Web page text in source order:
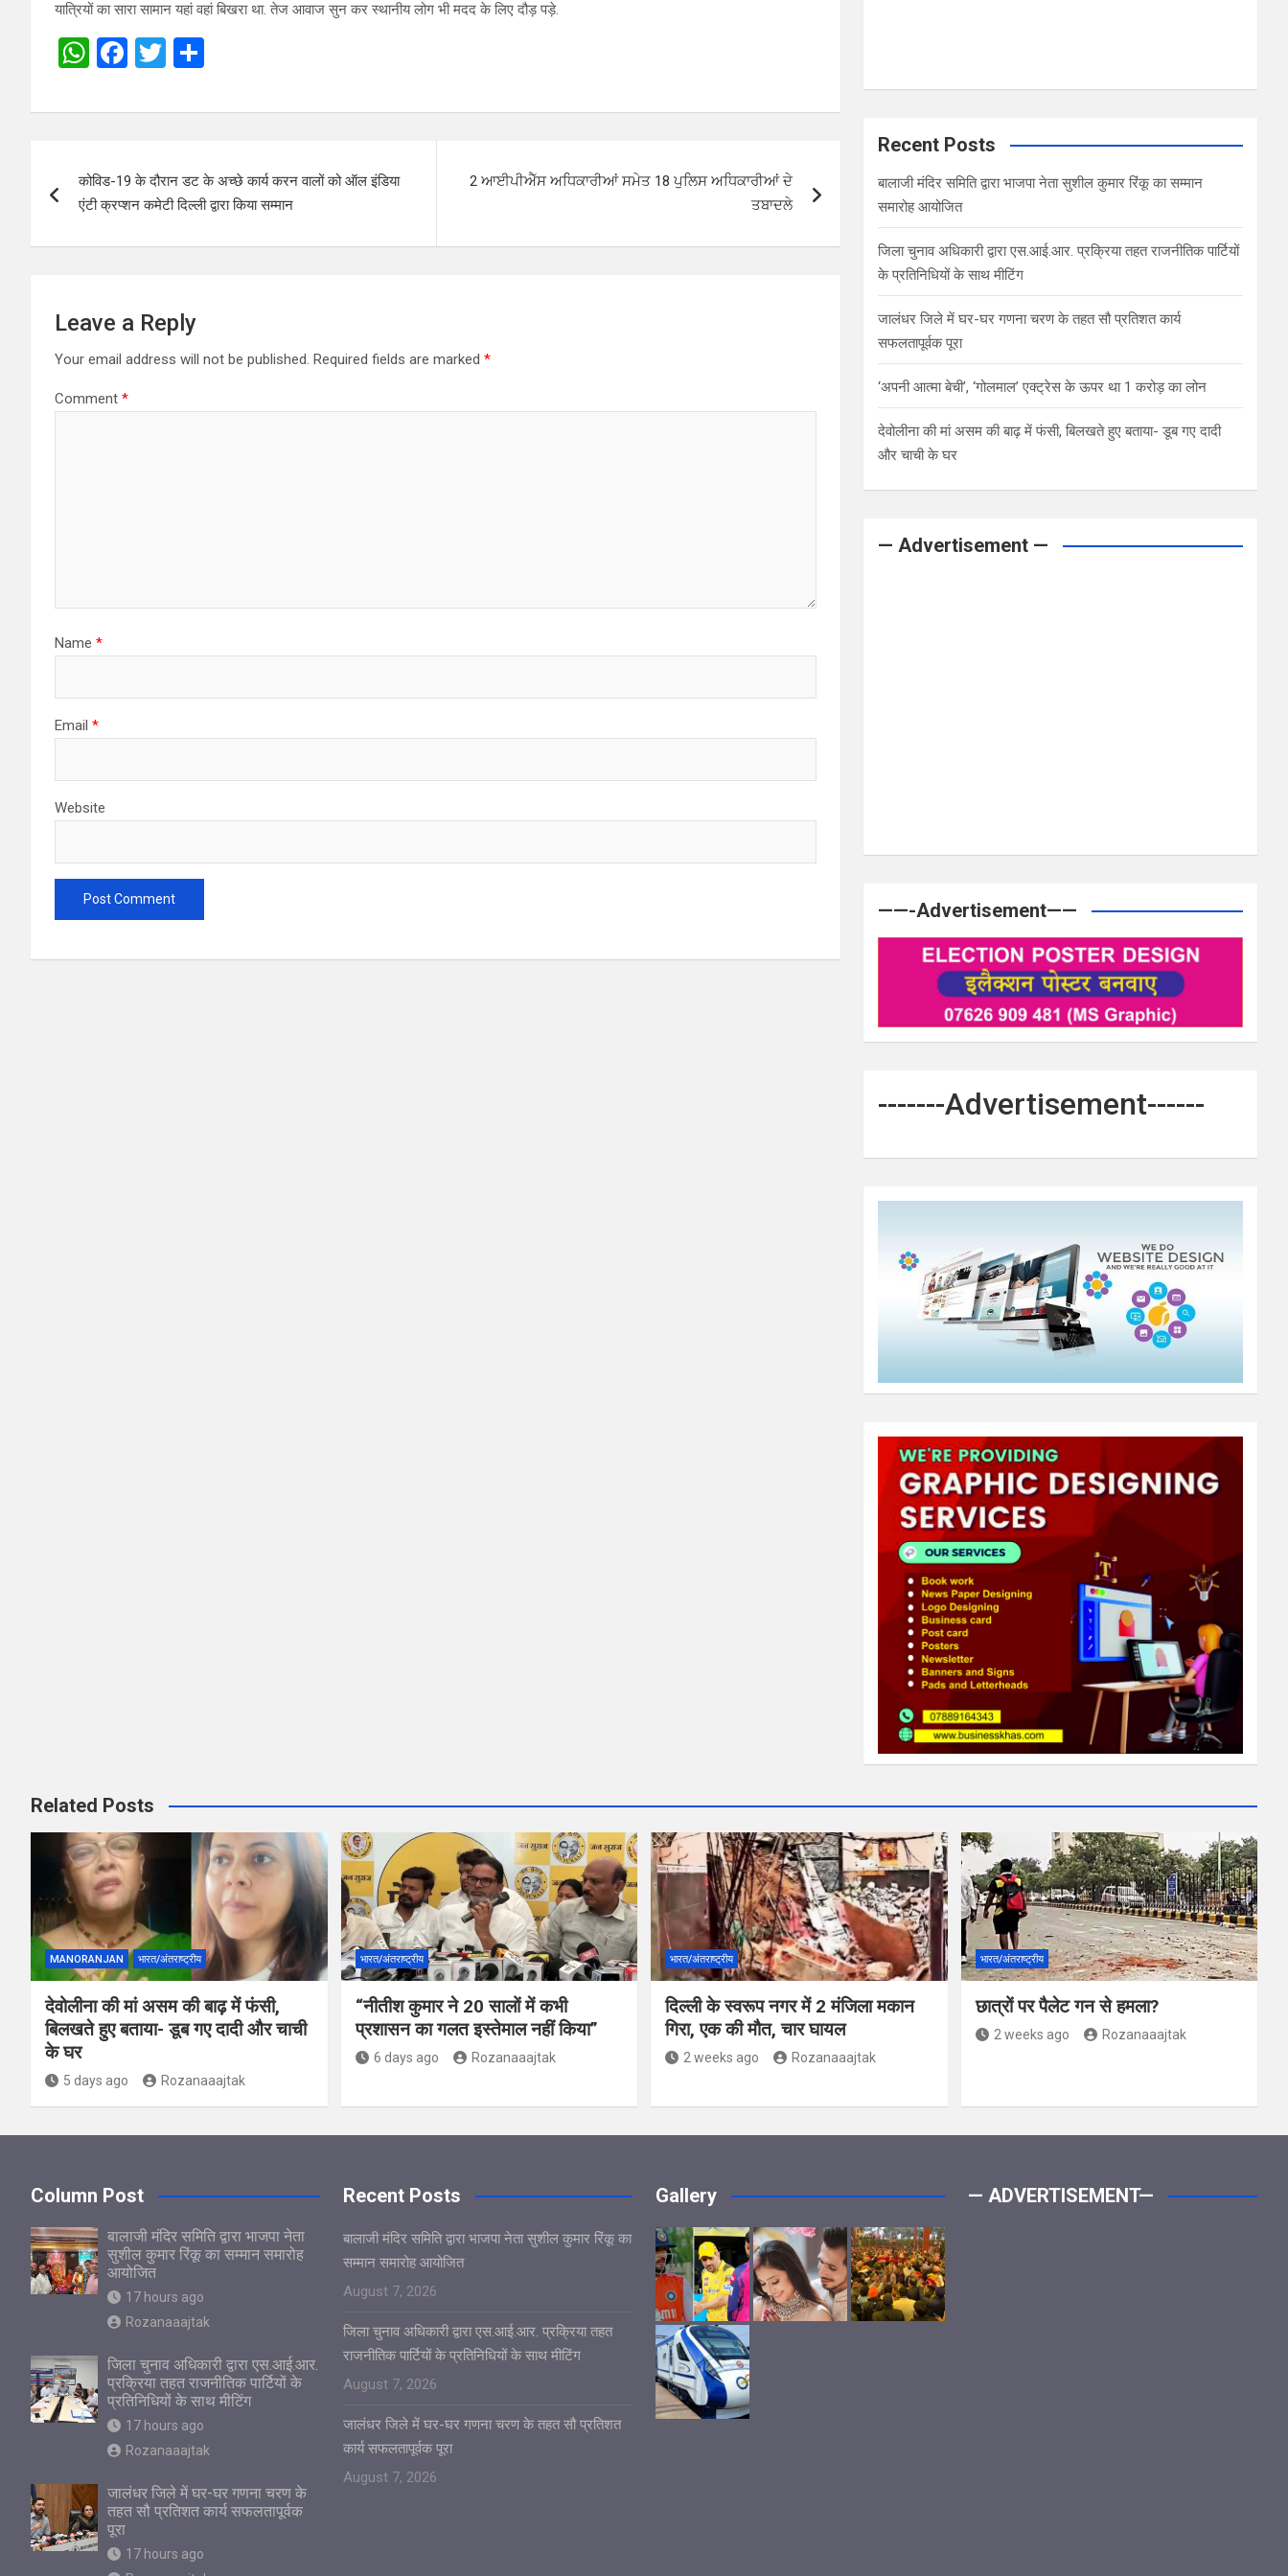
यात्रियों का सारा सामान यहां वहां बिखरा था. तेज आवाज सुन कर स्थानीय लोग भी मदद के लिए दौड़ पड़े.
W
at
A
p
p
F
ce
o
o
k
T
tt ar
navigation
कोविड-19 के दौरान डट के अच्छे कार्य करन वालों को ऑल इंडिया
एंटी क्रप्शन कमेटी दिल्ली द्वारा किया सम्मान
2 ਆਈਪੀਐੱਸ ਅਧਿਕਾਰੀਆਂ ਸਮੇਤ 18 ਪੁਲਿਸ ਅਧਿਕਾਰੀਆਂ ਦੇ
ਤਬਾਦਲੇ
Leave a Reply
Your email address will not be published. Required fields are marked *
Comment *
Name *
Email *
Website
Recent Posts
बालाजी मंदिर समिति द्वारा भाजपा नेता सुशील कुमार रिंकू का सम्मान
समारोह आयोजित
जिला चुनाव अधिकारी द्वारा एस.आई.आर. प्रक्रिया तहत राजनीतिक पार्टियों
के प्रतिनिधियों के साथ मीटिंग
जालंधर जिले में घर-घर गणना चरण के तहत सौ प्रतिशत कार्य
सफलतापूर्वक पूरा
‘अपनी आत्मा बेची’, ‘गोलमाल’ एक्ट्रेस के ऊपर था 1 करोड़ का लोन
देवोलीना की मां असम की बाढ़ में फंसी, बिलखते हुए बताया- डूब गए दादी
और चाची के घर
— Advertisement —
——-Advertisement——
-------Advertisement------
Related Posts
MANORANJAN भारत/अंतराष्ट्रीय
देवोलीना की मां असम की बाढ़ में फंसी,
बिलखते हुए बताया- डूब गए दादी और चाची
के घर
5 days ago Rozanaaajtak
भारत/अंतराष्ट्रीय
“नीतीश कुमार ने 20 सालों में कभी
प्रशासन का गलत इस्तेमाल नहीं किया”
6 days ago Rozanaaajtak
भारत/अंतराष्ट्रीय
दिल्ली के स्वरूप नगर में 2 मंजिला मकान
गिरा, एक की मौत, चार घायल
2 weeks ago Rozanaaajtak
भारत/अंतराष्ट्रीय
छात्रों पर पैलेट गन से हमला?
2 weeks ago Rozanaaajtak
Column Post
बालाजी मंदिर समिति द्वारा भाजपा नेता
सुशील कुमार रिंकू का सम्मान समारोह
आयोजित
17 hours ago
Rozanaaajtak
जिला चुनाव अधिकारी द्वारा एस.आई.आर.
प्रक्रिया तहत राजनीतिक पार्टियों के
प्रतिनिधियों के साथ मीटिंग
17 hours ago
Rozanaaajtak
जालंधर जिले में घर-घर गणना चरण के
तहत सौ प्रतिशत कार्य सफलतापूर्वक
पूरा
17 hours ago
Recent Posts
बालाजी मंदिर समिति द्वारा भाजपा नेता सुशील कुमार रिंकू का
सम्मान समारोह आयोजित
August 7, 2026
जिला चुनाव अधिकारी द्वारा एस.आई.आर. प्रक्रिया तहत
राजनीतिक पार्टियों के प्रतिनिधियों के साथ मीटिंग
August 7, 2026
जालंधर जिले में घर-घर गणना चरण के तहत सौ प्रतिशत
कार्य सफलतापूर्वक पूरा
August 7, 2026
Gallery — ADVERTISEMENT—